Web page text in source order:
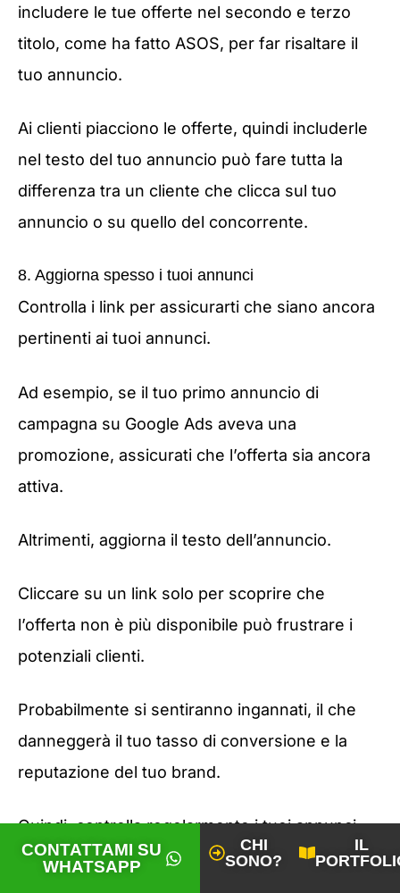
includere le tue offerte nel secondo e terzo
titolo, come ha fatto ASOS, per far risaltare il
tuo annuncio.
Ai clienti piacciono le offerte, quindi includerle
nel testo del tuo annuncio può fare tutta la
differenza tra un cliente che clicca sul tuo
annuncio o su quello del concorrente.
8. Aggiorna spesso i tuoi annunci
Controlla i link per assicurarti che siano ancora
pertinenti ai tuoi annunci.
Ad esempio, se il tuo primo annuncio di
campagna su Google Ads aveva una
promozione, assicurati che l’offerta sia ancora
attiva.
Altrimenti, aggiorna il testo dell’annuncio.
Cliccare su un link solo per scoprire che
l’offerta non è più disponibile può frustrare i
potenziali clienti.
Probabilmente si sentiranno ingannati, il che
danneggerà il tuo tasso di conversione e la
reputazione del tuo brand.
Quindi, controlla regolarmente i tuoi annunci
Google per assicurarti che siano aggiornati.
CONTATTAMI SU
WHATSAPP
CHI
SONO?
IL